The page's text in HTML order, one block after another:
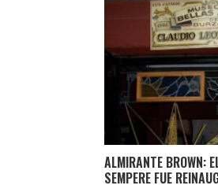
ALMIRANTE BROWN:
SEMPERE FUE